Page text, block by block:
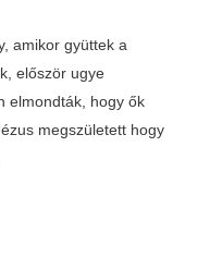
amikor gyüttek a
először ugye
elmondták, hogy ők
megszületett hogy